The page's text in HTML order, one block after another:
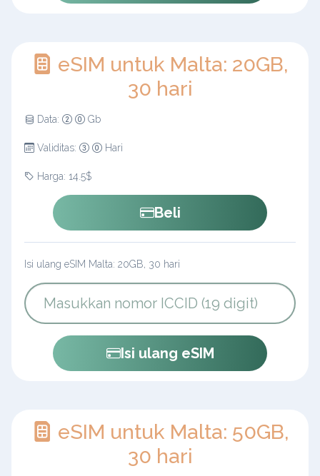
eSIM untuk Malta: 20GB,
30 hari
Data: Gb
Validitas: Hari
Harga: 14.5$
Beli
Isi ulang eSIM Malta: 20GB, 30 hari
Isi ulang eSIM
eSIM untuk Malta: 50GB,
30 hari